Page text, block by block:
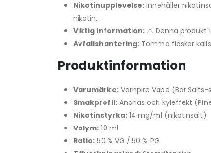
Nikotinupplevelse: Innehåller
nikotin.
Viktig information: ⚠️ Denna produkt
Avfallshantering: Tomma flaskor
Produktinformation
Varumärke:Vampire Vape (Bar Salts-
Smakprofil:Ananas och kyleffekt
Nikotinstyrka:14 mg/ml (nikotinsalt)
Volym: 10 ml
Ratio: 50 % VG / 50 % PG